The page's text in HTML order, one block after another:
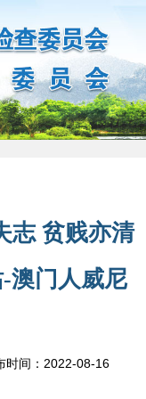
志 贫贱亦清
澳门人威尼
时间： 2022-08-16